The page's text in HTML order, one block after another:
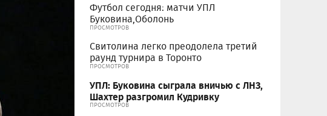
Футбол сегодня: матчи УПЛ
Буковина,Оболонь
ПРОСМОТРОВ
Свитолина легко преодолела третий
раунд турнира в Торонто
ПРОСМОТРОВ
УПЛ: Буковина сыграла вничью с ЛНЗ,
Шахтер разгромил Кудривку
ПРОСМОТРОВ